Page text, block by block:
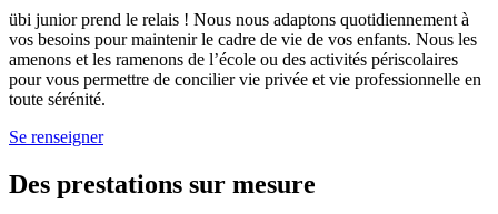
übi junior prend le relais ! Nous nous adaptons quotidiennement à
vos besoins pour maintenir le cadre de vie de vos enfants. Nous les
amenons et les ramenons de l’école ou des activités périscolaires
pour vous permettre de concilier vie privée et vie professionnelle en
toute sérénité.
Se renseigner
Des prestations sur mesure